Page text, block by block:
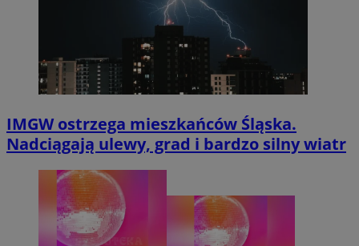
IMGW ostrzega mieszkańców Śląska.
Nadciągają ulewy, grad i bardzo silny wiatr